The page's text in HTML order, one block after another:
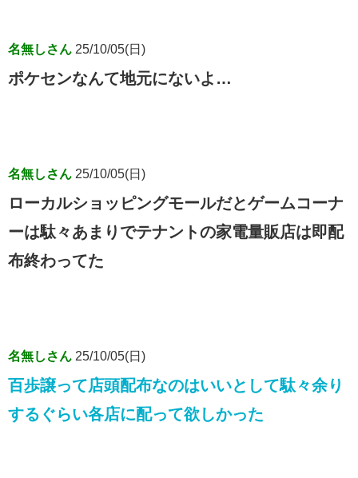
名無しさん 25/10/05(日)
ポケセンなんて地元にないよ…
名無しさん 25/10/05(日)
ローカルショッピングモールだとゲームコーナ
ーは駄々あまりでテナントの家電量販店は即配
布終わってた
名無しさん 25/10/05(日)
百歩譲って店頭配布なのはいいとして駄々余り
するぐらい各店に配って欲しかった